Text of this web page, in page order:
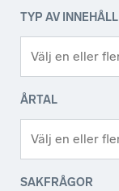
TYP AV INNEHÅLL
ÅRTAL
SAKFRÅGOR